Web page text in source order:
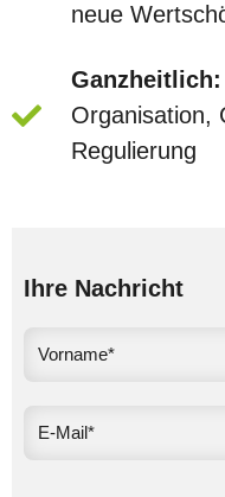
neue
Ganzheitlich:
Organisation,
Regulierung
Ihre Nachricht